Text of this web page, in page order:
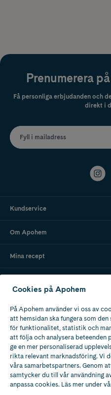
Prenumerera
Få personliga erbjudanden och
direkt i
Fyll i mailadress
Kundservice
Om Apohem
Mina recept
Apotek med tillstånd
av Läkemedelsverket
Cookies på Apohem
På Apohem använder vi oss av
att hemsidan ska fungera som
för funktionalitet, statistik och
att följa och analysera beteenden
ge en mer personaliserad
rikta relevant marknadsföring. Vi
våra samarbetspartners. Genom
samtycker du till vår användning
anpassa cookies. Läs mer under